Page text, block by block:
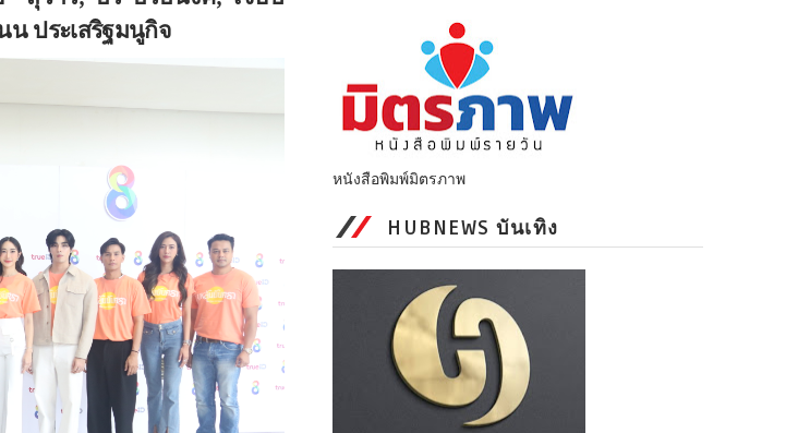
น ประเสริฐมนูกิจ
หนังสือพิมพ์มิตรภาพ
HUBNEWS บันเทิง